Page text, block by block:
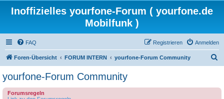
Inoffizielles yourfone-Forum ( yourfone.de
Mobilfunk )
FAQ Anmelden
Registrieren
Foren-Übersicht FORUM INTERN yourfone-Forum Community
yourfone-Forum Community
Forumsregeln